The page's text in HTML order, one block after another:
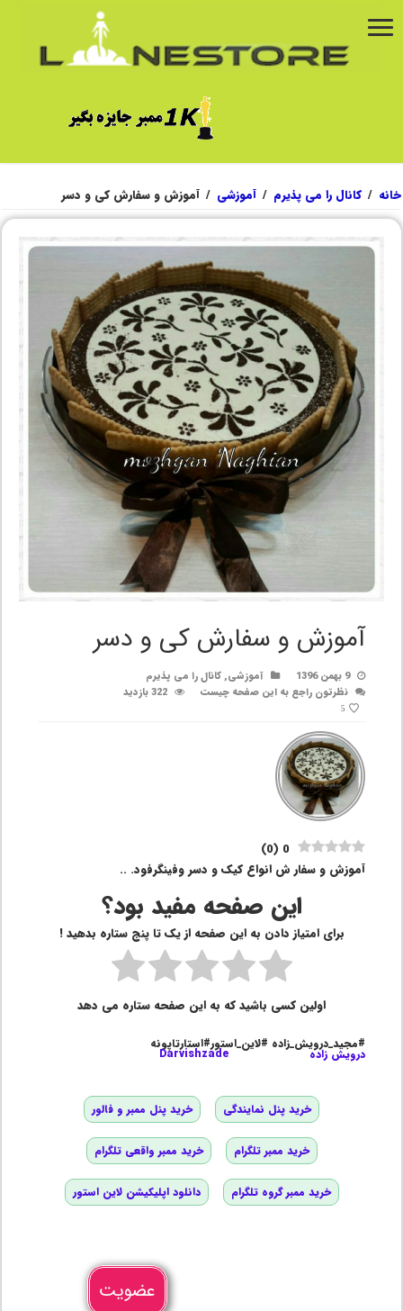
خانه / کانال را می پذیرم / آموزشی / آموزش و سفارش کی و دسر
آموزش و سفارش کی و دسر
9 بهمن 1396 آموزشی,کانال را می پذیرم
نظرتون راجع به این صفحه چیست
322 بازدید
5
0
(
0
)
آموزش و سفار ش انواع کیک و دسر وفینگرفود. ..
این صفحه مفید بود؟
برای امتیاز دادن به این صفحه از یک تا پنج ستاره بدهید !
اولین کسی باشید که به این صفحه ستاره می دهد
#مجید_درویش_زاده #لاین_استور#استارتاپونه
درویش زاده Darvishzade
خرید پنل نمایندگی خرید پنل ممبر و فالور
خرید ممبر تلگرام خرید ممبر واقعی تلگرام
خرید ممبر گروه تلگرام دانلود اپلیکیشن لاین استور
عضویت